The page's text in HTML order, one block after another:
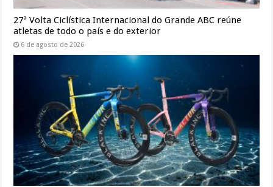
27ª Volta Ciclística Internacional do Grande ABC reúne
atletas de todo o país e do exterior
6 de agosto de 2026